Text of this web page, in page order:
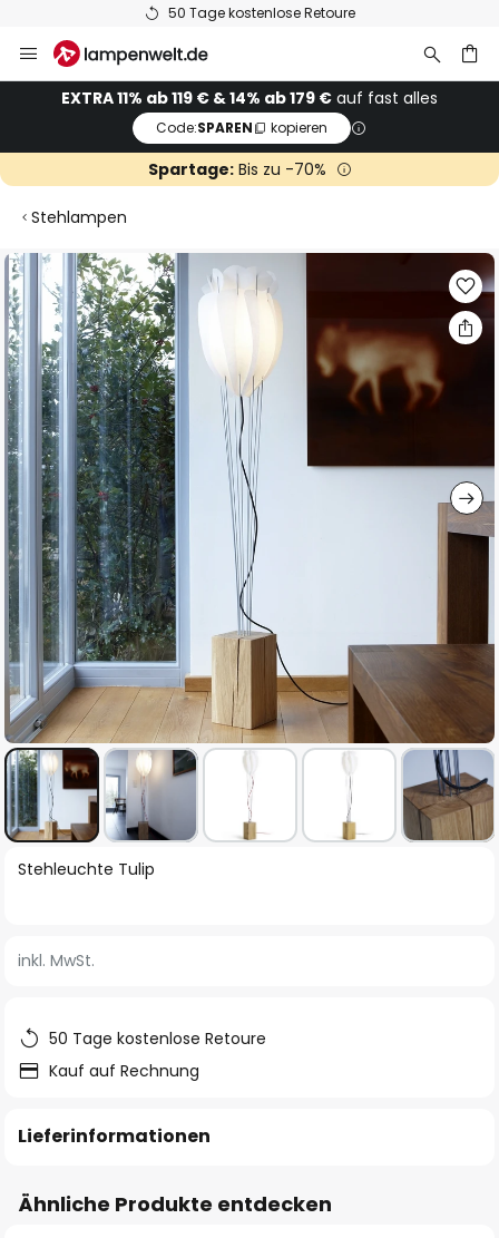
50 Tage kostenlose Retoure
Inhalt
springenEXTRA 11% ab 119 € & 14% ab 179 € auf fast alles
Code:SPAREN kopieren
Spartage:Bis zu -70%
Stehlampen
Zum
Ende
der
Bildgalerie
springen
Zum
springen
Stehleuchte Tulip
inkl. MwSt.
50 Tage kostenlose Retoure
Kauf auf Rechnung
Lieferinformationen
Ähnliche Produkte entdecken